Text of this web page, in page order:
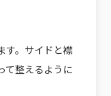
す。サイドと襟
て整えるように